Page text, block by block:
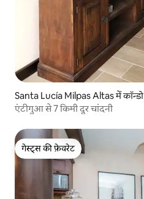
Santa Lucía Milpas Altas में कॉन्डो
एंटीगुआ से 7 किमी दूर चांदनी
गेस्ट्स की फ़ेवरेट
गेस्ट्स की फ़ेवरेट